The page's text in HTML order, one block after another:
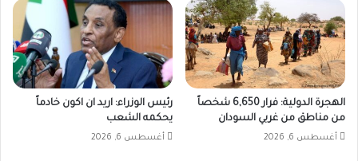
الهجرة الدولية: فرار 6,650 شخصاً
من مناطق من غربي السودان
أغسطس 6, 2026
رئيس الوزراء: اريد ان اكون خادماً
يحكمه الشعب
أغسطس 6, 2026